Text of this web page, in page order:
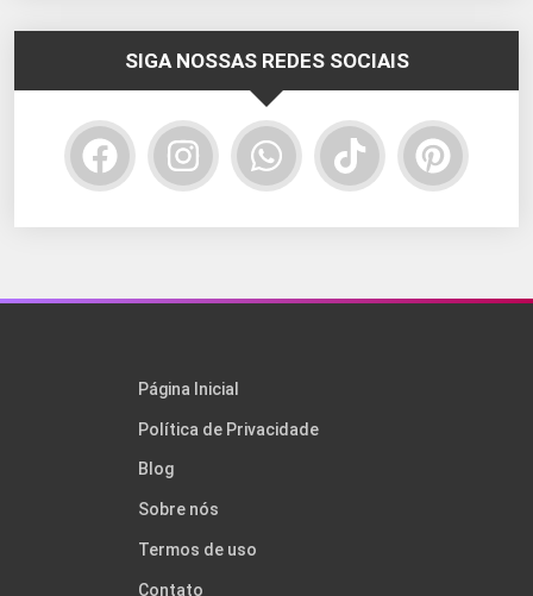
SIGA NOSSAS REDES SOCIAIS
Página Inicial
Política de Privacidade
Blog
Sobre nós
Termos de uso
Contato